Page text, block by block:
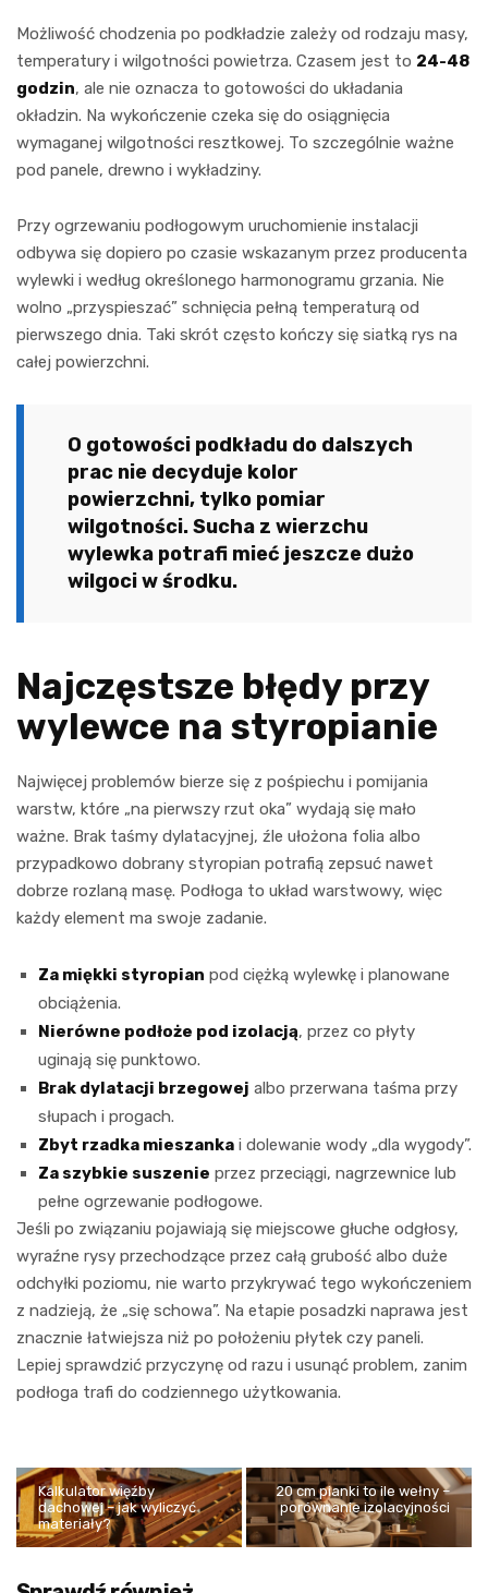
Możliwość chodzenia po podkładzie zależy od rodzaju masy,
temperatury i wilgotności powietrza. Czasem jest to 24-48
godzin, ale nie oznacza to gotowości do układania
okładzin. Na wykończenie czeka się do osiągnięcia
wymaganej wilgotności resztkowej. To szczególnie ważne
pod panele, drewno i wykładziny.
Przy ogrzewaniu podłogowym uruchomienie instalacji
odbywa się dopiero po czasie wskazanym przez producenta
wylewki i według określonego harmonogramu grzania. Nie
wolno „przyspieszać” schnięcia pełną temperaturą od
pierwszego dnia. Taki skrót często kończy się siatką rys na
całej powierzchni.
O gotowości podkładu do dalszych
prac nie decyduje kolor
powierzchni, tylko pomiar
wilgotności. Sucha z wierzchu
wylewka potrafi mieć jeszcze dużo
wilgoci w środku.
Najczęstsze błędy przy
wylewce na styropianie
Najwięcej problemów bierze się z pośpiechu i pomijania
warstw, które „na pierwszy rzut oka” wydają się mało
ważne. Brak taśmy dylatacyjnej, źle ułożona folia albo
przypadkowo dobrany styropian potrafią zepsuć nawet
dobrze rozlaną masę. Podłoga to układ warstwowy, więc
każdy element ma swoje zadanie.
Za miękki styropian pod ciężką wylewkę i planowane
obciążenia.
Nierówne podłoże pod izolacją, przez co płyty
uginają się punktowo.
Brak dylatacji brzegowej albo przerwana taśma przy
słupach i progach.
Zbyt rzadka mieszanka i dolewanie wody „dla wygody”.
Za szybkie suszenie przez przeciągi, nagrzewnice lub
pełne ogrzewanie podłogowe.
Jeśli po związaniu pojawiają się miejscowe głuche odgłosy,
wyraźne rysy przechodzące przez całą grubość albo duże
odchyłki poziomu, nie warto przykrywać tego wykończeniem
z nadzieją, że „się schowa”. Na etapie posadzki naprawa jest
znacznie łatwiejsza niż po położeniu płytek czy paneli.
Lepiej sprawdzić przyczynę od razu i usunąć problem, zanim
podłoga trafi do codziennego użytkowania.
Kalkulator więźby
dachowej – jak wyliczyć
materiały?
20 cm pianki to ile wełny –
porównanie izolacyjności